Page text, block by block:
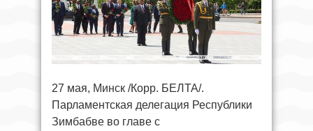
27 мая, Минск /Корр. БЕЛТА/.
Парламентская делегация Республики
Зимбабве во главе с